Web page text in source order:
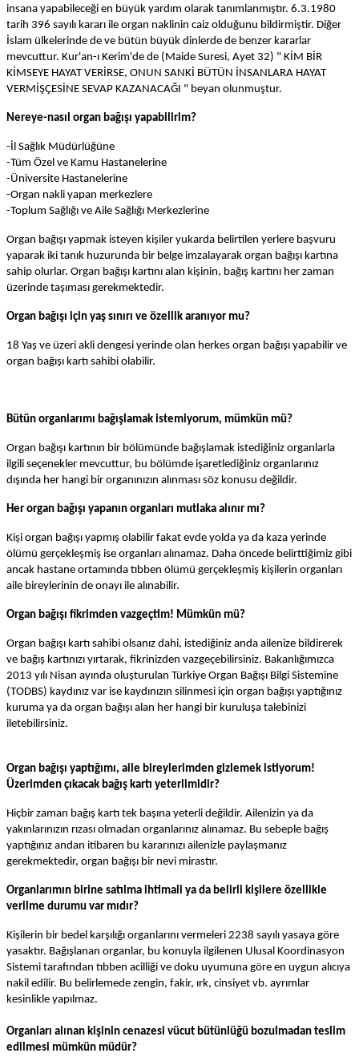
insana yapabileceği en büyük yardım olarak tanımlanmıştır. 6.3.1980
tarih 396 sayılı kararı ile organ naklinin caiz olduğunu bildirmiştir. Diğer
İslam ülkelerinde de ve bütün büyük dinlerde de benzer kararlar
mevcuttur. Kur'an-ı Kerim'de de (Maide Suresi, Ayet 32) " KİM BİR
KİMSEYE HAYAT VERİRSE, ONUN SANKİ BÜTÜN İNSANLARA HAYAT
VERMİŞÇESİNE SEVAP KAZANACAĞI " beyan olunmuştur.
Nereye-nasıl organ bağışı yapabilirim?
-İl Sağlık Müdürlüğüne
-Tüm Özel ve Kamu Hastanelerine
-Üniversite Hastanelerine
-Organ nakli yapan merkezlere
-Toplum Sağlığı ve Aile Sağlığı Merkezlerine
Organ bağışı yapmak isteyen kişiler yukarda belirtilen yerlere başvuru
yaparak iki tanık huzurunda bir belge imzalayarak organ bağışı kartına
sahip olurlar. Organ bağışı kartını alan kişinin, bağış kartını her zaman
üzerinde taşıması gerekmektedir.
Organ bağışı için yaş sınırı ve özellik aranıyor mu?
18 Yaş ve üzeri akli dengesi yerinde olan herkes organ bağışı yapabilir ve
organ bağışı kartı sahibi olabilir.
Bütün organlarımı bağışlamak istemiyorum, mümkün mü?
Organ bağışı kartının bir bölümünde bağışlamak istediğiniz organlarla
ilgili seçenekler mevcuttur, bu bölümde işaretlediğiniz organlarınız
dışında her hangi bir organınızın alınması söz konusu değildir.
Her organ bağışı yapanın organları mutlaka alınır mı?
Kişi organ bağışı yapmış olabilir fakat evde yolda ya da kaza yerinde
ölümü gerçekleşmiş ise organları alınamaz. Daha öncede belirttiğimiz gibi
ancak hastane ortamında tıbben ölümü gerçekleşmiş kişilerin organları
aile bireylerinin de onayı ile alınabilir.
Organ bağışı fikrimden vazgeçtim! Mümkün mü?
Organ bağışı kartı sahibi olsanız dahi, istediğiniz anda ailenize bildirerek
ve bağış kartınızı yırtarak, fikrinizden vazgeçebilirsiniz. Bakanlığımızca
2013 yılı Nisan ayında oluşturulan Türkiye Organ Bağışı Bilgi Sistemine
(TODBS) kaydınız var ise kaydınızın silinmesi için organ bağışı yaptığınız
kuruma ya da organ bağışı alan her hangi bir kuruluşa talebinizi
iletebilirsiniz.
Organ bağışı yaptığımı, aile bireylerimden gizlemek istiyorum!
Üzerimden çıkacak bağış kartı yeterlimidir?
Hiçbir zaman bağış kartı tek başına yeterli değildir. Ailenizin ya da
yakınlarınızın rızası olmadan organlarınız alınamaz. Bu sebeple bağış
yaptığınız andan itibaren bu kararınızı ailenizle paylaşmanız
gerekmektedir, organ bağışı bir nevi mirastır.
Organlarımın birine satılma ihtimali ya da belirli kişilere özellikle
verilme durumu var mıdır?
Kişilerin bir bedel karşılığı organlarını vermeleri 2238 sayılı yasaya göre
yasaktır. Bağışlanan organlar, bu konuyla ilgilenen Ulusal Koordinasyon
Sistemi tarafından tıbben acilliği ve doku uyumuna göre en uygun alıcıya
nakil edilir. Bu belirlemede zengin, fakir, ırk, cinsiyet vb. ayrımlar
kesinlikle yapılmaz.
Organları alınan kişinin cenazesi vücut bütünlüğü bozulmadan teslim
edilmesi mümkün müdür?